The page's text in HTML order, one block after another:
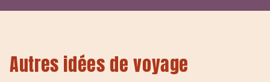
Autres idées de voyage